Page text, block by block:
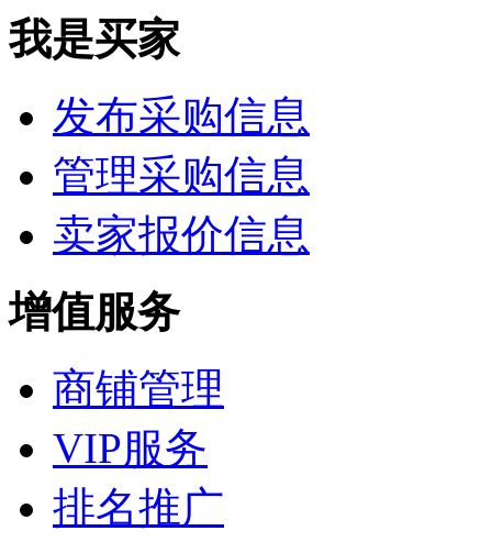
我是买家
发布采购信息
管理采购信息
卖家报价信息
增值服务
商铺管理
VIP服务
排名推广